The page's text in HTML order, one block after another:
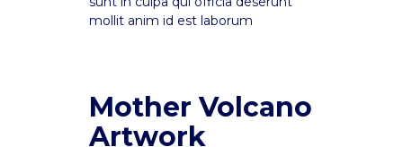
mollit anim id est laborum
Mother Volcano
Artwork